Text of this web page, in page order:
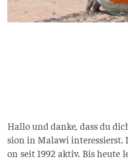
Hal­lo und dan­ke, dass du
si­on in Mala­wi
on seit 1992 aktiv. Bis